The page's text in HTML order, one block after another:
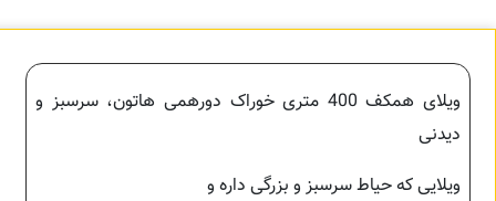
ویلای همکف 400 متری خوراک دورهمی هاتون، سرسبز و
دیدنی
ویلایی که حیاط سرسبز و بزرگی داره و